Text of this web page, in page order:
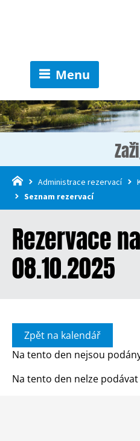
Menu
Administrace rezervací
Seznam rezervací
Rezervace
08.10.2025
Zpět na kalendář
Na tento den nejsou
Na tento den nelze